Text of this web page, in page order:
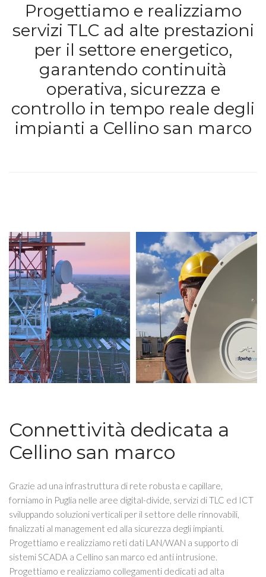
Progettiamo e realizziamo
servizi TLC ad alte prestazioni
per il settore energetico,
garantendo continuità
operativa, sicurezza e
controllo in tempo reale degli
impianti a Cellino san marco
Connettività dedicata a
Cellino san marco
Grazie ad una infrastruttura di rete robusta e capillare,
forniamo in Puglia nelle aree digital-divide, servizi di TLC ed ICT
sviluppando soluzioni verticali per il settore delle rinnovabili,
finalizzati al management ed alla sicurezza degli impianti.
Progettiamo e realizziamo reti dati LAN/WAN a supporto di
sistemi SCADA a Cellino san marco ed anti intrusione.
Progettiamo e realizziamo collegamenti dedicati ad alta